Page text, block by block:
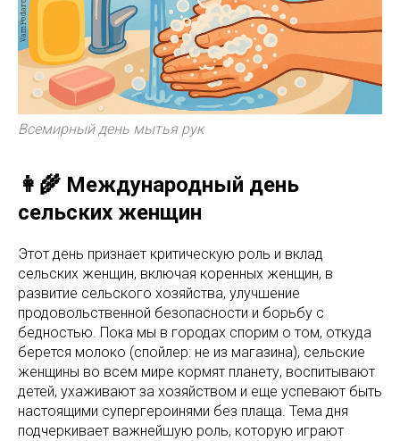
Всемирный день мытья рук
👩‍🌾 Международный день
сельских женщин
Этот день признает критическую роль и вклад
сельских женщин, включая коренных женщин, в
развитие сельского хозяйства, улучшение
продовольственной безопасности и борьбу с
бедностью. Пока мы в городах спорим о том, откуда
берется молоко (спойлер: не из магазина), сельские
женщины во всем мире кормят планету, воспитывают
детей, ухаживают за хозяйством и еще успевают быть
настоящими супергероинями без плаща. Тема дня
подчеркивает важнейшую роль, которую играют